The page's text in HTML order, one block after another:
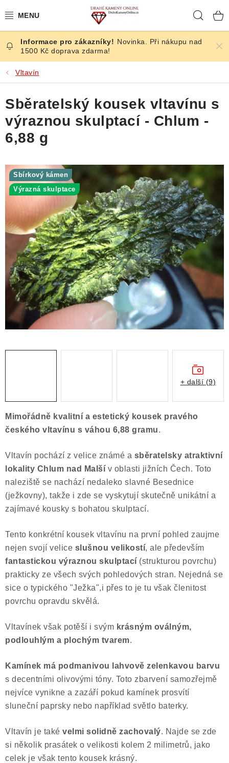
na
ČESKÉ KAMENY
ŠPERKY
KAMENY ZE SVĚTA
BROUŠENÉ
ÚČINKY
KRYSTALY
ČLÁNKY
NALEZIŠTĚ
NÁŠ PŘÍBĚH
VIDEOGALERIE
Výkup minerálů a drahých kamenů
Formulář pro odstoupení od smlouvy
Poučení o právu na odstoupení od smlouvy
Novinka. Při nákupu nad
1500 Kč doprava zdarma!
Vltavín
Mimořádně kvalitní a estetický kousek pravého
českého vltavínu s váhou 6,88 gramu.
Vltavín pochází z velice známé a sběratelsky atraktivní
lokality Chlum nad Malší v oblasti jižních Čech. Toto
naleziště se nachází nedaleko slavné Besednice
(ježkovny), takže i zde se vyskytují skutečně unikátní a
zajímavé kousky s bohatou skulptací.
Tento konkrétní kousek vltavínu na první pohled zaujme
nejen svojí velice slušnou velikostí, ale především
fantastickou výraznou skulptací (strukturou povrchu)
prakticky ze všech svých pohledových stran. Nejedná se
sice o typického "Ježka",i přes to je tu však členitost
povrchu opravdu skvělá.
Vltavínek však potěší i svým krásným oválným,
podlouhlým a plochým tvarem.
Kamínek má podmanivou lahvově zelenkavou barvu
s decentními olivovými tóny. Toto zbarvení samozřejmě
nejvíce vynikne a zazáří pokud kamínek prosvítí
sluneční paprsky nebo například světlo baterky.
Vltavín je také velmi solidně zachovalý. Najde se zde
si několik prasátek o velikosti kolem 2 milimetrů, jako
celek je však tento kousek krásný.
Sběratelský kousek vltavínu s
výraznou skulptací - Chlum -
6,88 g
Sbírkový kámen
Výrazná skulptace
+ další (9)